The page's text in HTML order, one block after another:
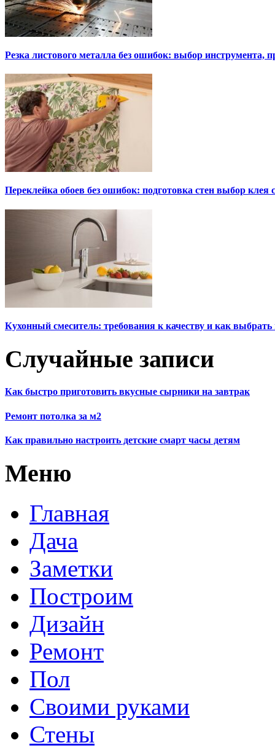
Резка листового металла без ошибок: выбор инструмента,
Переклейка обоев без ошибок: подготовка стен выбор клея
Кухонный смеситель: требования к качеству и как
Случайные записи
Как быстро приготовить вкусные сырники на завтрак
Ремонт потолка за м2
Как правильно настроить детские смарт часы детям
Меню
Главная
Дача
Заметки
Построим
Дизайн
Ремонт
Пол
Своими руками
Стены